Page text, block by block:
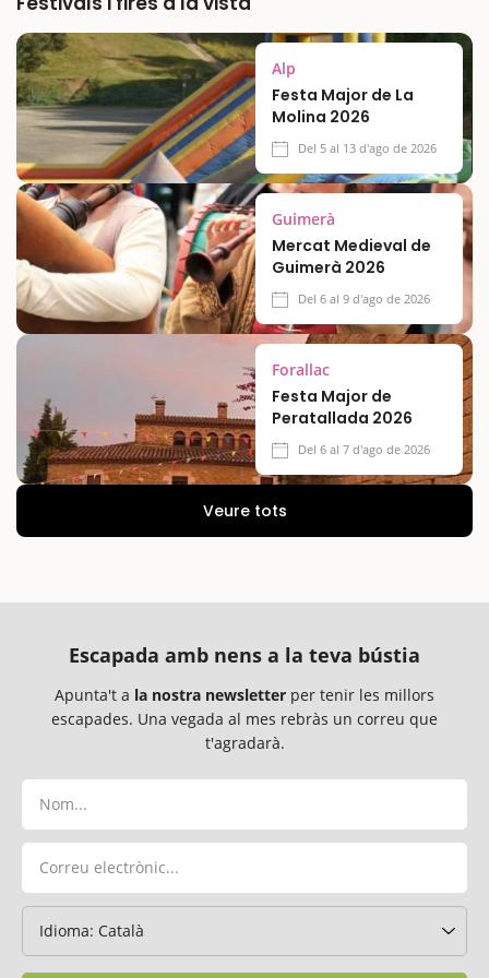
Alp
Festa Major de La
Molina 2026
Del 5 al 13 d'ago de 2026
Guimerà
Mercat Medieval de
Guimerà 2026
Del 6 al 9 d'ago de 2026
Forallac
Festa Major de
Peratallada 2026
Del 6 al 7 d'ago de 2026
Veure tots
Escapada amb nens a la teva bústia
Apunta't a la nostra newsletter per tenir les millors
escapades. Una vegada al mes rebràs un correu que
t'agradarà.